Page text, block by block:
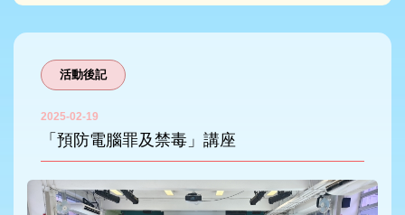
活動後記
2025-02-19
「預防電腦罪及禁毒」講座